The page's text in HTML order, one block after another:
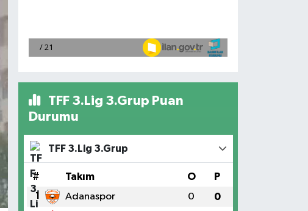
TFF 3.Lig 3.Grup Puan
Durumu
TFF 3.Lig 3.Grup
# Takım O P
1 Adanaspor 0 0